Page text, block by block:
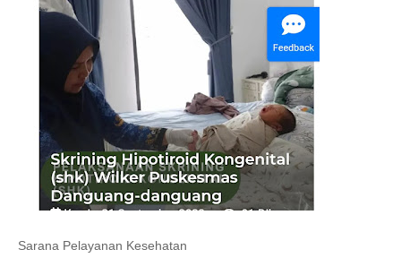
Sarana Pelayanan Kesehatan